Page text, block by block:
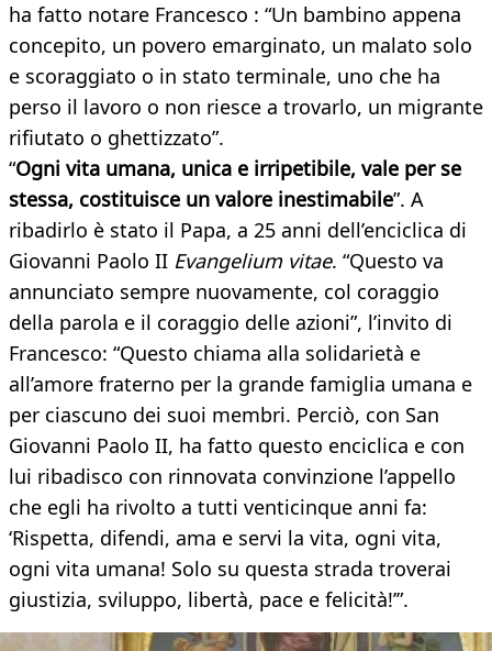
ha fatto notare Francesco : “Un bambino appena
concepito, un povero emarginato, un malato solo
e scoraggiato o in stato terminale, uno che ha
perso il lavoro o non riesce a trovarlo, un migrante
rifiutato o ghettizzato”.
“Ogni vita umana, unica e irripetibile, vale per se
stessa, costituisce un valore inestimabile”. A
ribadirlo è stato il Papa, a 25 anni dell’enciclica di
Giovanni Paolo II Evangelium vitae. “Questo va
annunciato sempre nuovamente, col coraggio
della parola e il coraggio delle azioni”, l’invito di
Francesco: “Questo chiama alla solidarietà e
all’amore fraterno per la grande famiglia umana e
per ciascuno dei suoi membri. Perciò, con San
Giovanni Paolo II, ha fatto questo enciclica e con
lui ribadisco con rinnovata convinzione l’appello
che egli ha rivolto a tutti venticinque anni fa:
‘Rispetta, difendi, ama e servi la vita, ogni vita,
ogni vita umana! Solo su questa strada troverai
giustizia, sviluppo, libertà, pace e felicità!’”.